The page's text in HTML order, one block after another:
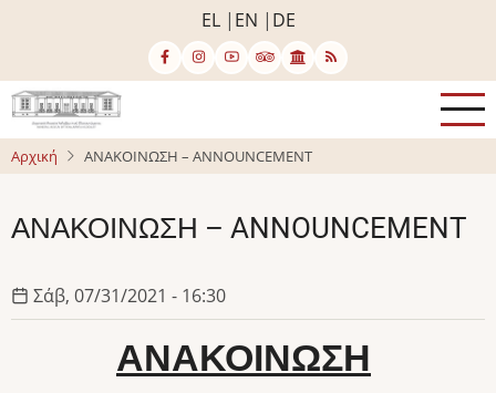
κυρίως
περιεχόμενο
EL EN DE
Αρχική ΑΝΑΚΟΙΝΩΣΗ – ANNOUNCEMENT
ΑΝΑΚΟΙΝΩΣΗ – ANNOUNCEMENT
Σάβ, 07/31/2021 - 16:30
ΑΝΑΚΟΙΝΩΣΗ